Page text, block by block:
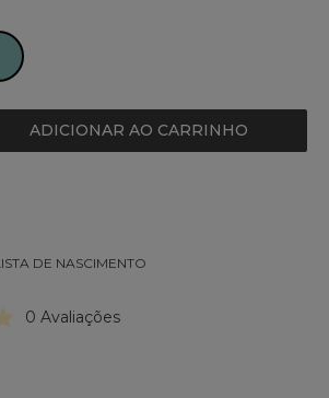
ADICIONAR AO CARRINHO
DE NASCIMENTO
0 Avaliações